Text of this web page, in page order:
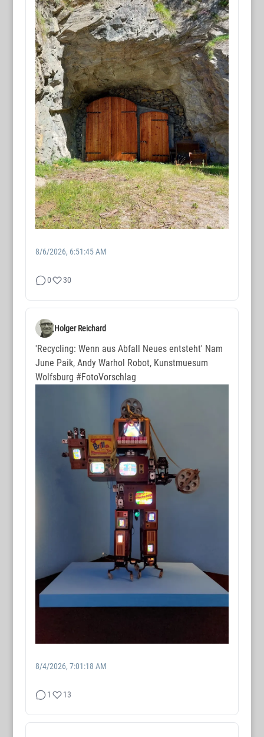
8/6/2026, 6:51:45 AM
0 30
Holger Reichard
'Recycling: Wenn aus Abfall Neues entsteht' Nam
June Paik, Andy Warhol Robot, Kunstmuesum
Wolfsburg #FotoVorschlag
8/4/2026, 7:01:18 AM
1 13